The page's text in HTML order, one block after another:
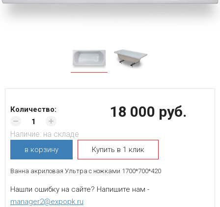
18 000 руб.
Количество:
Наличие: на складе
в корзину Купить в 1 клик
Ванна акриловая Ультра с ножками 1700*700*420
Нашли ошибку на сайте? Напишите нам -
manager2@expopk.ru